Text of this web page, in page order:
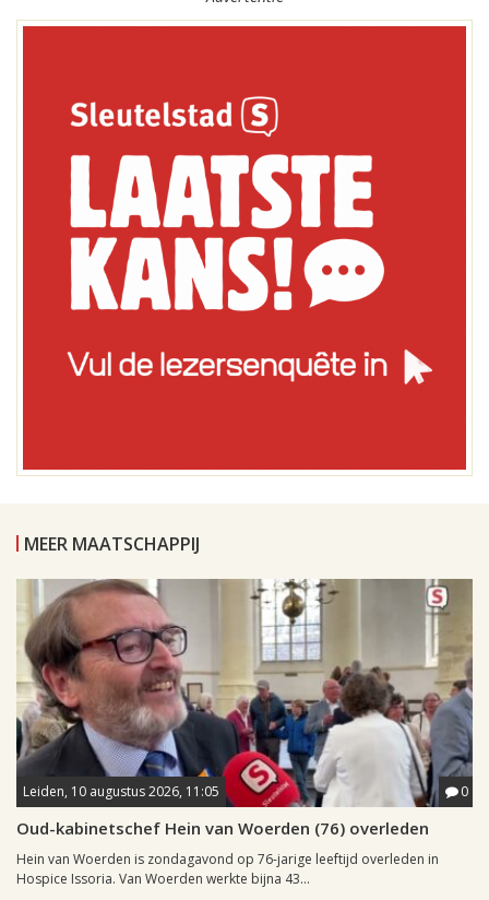
MEER MAATSCHAPPIJ
Leiden, 10 augustus 2026, 11:05 0
Oud-kabinetschef Hein van Woerden (76) overleden
Hein van Woerden is zondagavond op 76-jarige leeftijd overleden in
Hospice Issoria. Van Woerden werkte bijna 43...